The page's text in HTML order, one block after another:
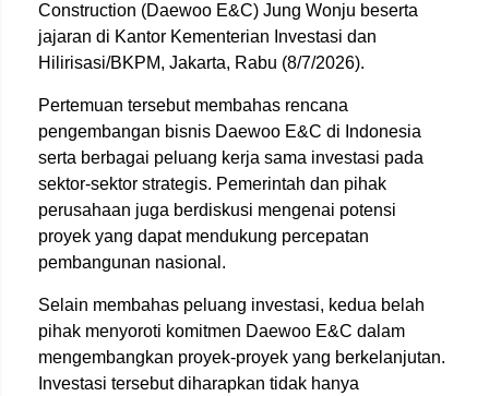
Construction (Daewoo E&C) Jung Wonju beserta
jajaran di Kantor Kementerian Investasi dan
Hilirisasi/BKPM, Jakarta, Rabu (8/7/2026).
Pertemuan tersebut membahas rencana
pengembangan bisnis Daewoo E&C di Indonesia
serta berbagai peluang kerja sama investasi pada
sektor-sektor strategis. Pemerintah dan pihak
perusahaan juga berdiskusi mengenai potensi
proyek yang dapat mendukung percepatan
pembangunan nasional.
Selain membahas peluang investasi, kedua belah
pihak menyoroti komitmen Daewoo E&C dalam
mengembangkan proyek-proyek yang berkelanjutan.
Investasi tersebut diharapkan tidak hanya